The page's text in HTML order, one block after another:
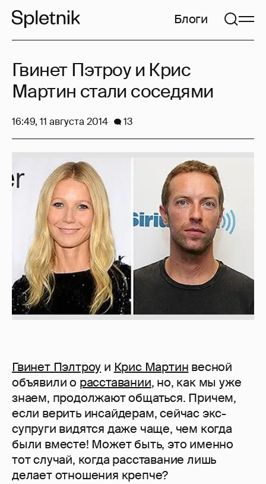
Блоги
Гвинет Пэлтроу и Крис Мартин весной
объявили о расставании, но, как мы уже
знаем, продолжают общаться. Причем,
если верить инсайдерам, сейчас экс-
супруги видятся даже чаще, чем когда
были вместе! Может быть, это именно
тот случай, когда расставание лишь
делает отношения крепче?
Гвинет Пэтроу и Крис
Мартин стали соседями
16:49, 11 августа 2014 13